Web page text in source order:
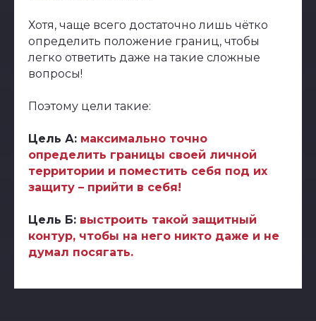
Хотя, чаще всего достаточно лишь чётко
определить положение границ, чтобы
легко ответить даже на такие сложные
вопросы!
Поэтому цели такие:
Цель А: максимально точно
определить границы своей личной
территории и поместить себя под их
защиту – прийти в себя!
Цель Б: выстроить такой защитный
контур, чтобы на него никто даже и не
думал посягать.